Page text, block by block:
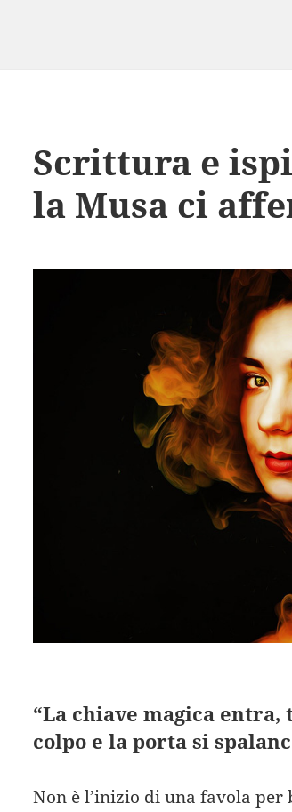
Scrittura e
la Musa ci
“La chiave magica
colpo e la porta si
Non è l’inizio di una favola